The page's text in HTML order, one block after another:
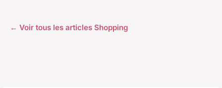
← Voir tous les articles Shopping